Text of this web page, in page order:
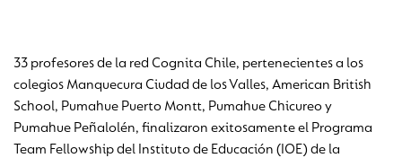
33 profesores de la red Cognita Chile, pertenecientes a los
colegios Manquecura Ciudad de los Valles, American British
School, Pumahue Puerto Montt, Pumahue Chicureo y
Pumahue Peñalolén, finalizaron exitosamente el Programa
Team Fellowship del Instituto de Educación (IOE) de la